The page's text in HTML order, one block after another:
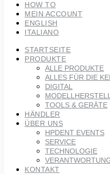
HOW TO
MEIN ACCOUNT
ENGLISH
ITALIANO
STARTSEITE
PRODUKTE
ALLE PRODUKTE
ALLES FÜR DIE
DIGITAL
TOOLS & GERÄTE
HÄNDLER
ÜBER UNS
HPDENT EVENTS
SERVICE
TECHNOLOGIE
KONTAKT